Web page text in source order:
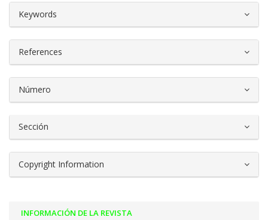
Keywords
References
Número
Sección
Copyright Information
INFORMACIÓN DE LA REVISTA